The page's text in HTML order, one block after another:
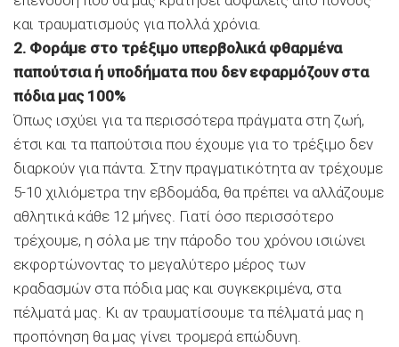
και τραυματισμούς για πολλά χρόνια.
2. Φοράμε στο τρέξιμο υπερβολικά φθαρμένα
παπούτσια ή υποδήματα που δεν εφαρμόζουν στα
πόδια μας 100%
Όπως ισχύει για τα περισσότερα πράγματα στη ζωή,
έτσι και τα παπούτσια που έχουμε για το τρέξιμο δεν
διαρκούν για πάντα. Στην πραγματικότητα αν τρέχουμε
5-10 χιλιόμετρα την εβδομάδα, θα πρέπει να αλλάζουμε
αθλητικά κάθε 12 μήνες. Γιατί όσο περισσότερο
τρέχουμε, η σόλα με την πάροδο του χρόνου ισιώνει
εκφορτώνοντας το μεγαλύτερο μέρος των
κραδασμών στα πόδια μας και συγκεκριμένα, στα
πέλματά μας. Κι αν τραυματίσουμε τα πέλματά μας η
προπόνηση θα μας γίνει τρομερά επώδυνη.